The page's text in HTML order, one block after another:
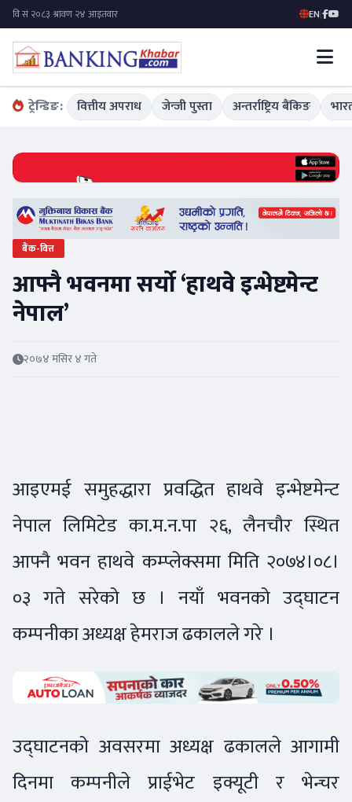
EN|
ट्रेन्डिङ: वित्तीय अपराध जेन्जी पुस्ता अन्तर्राष्ट्रिय बैंकिङ
बैंक-वित्त
आफ्नै भवनमा सर्यो ‘हाथवे इन्भेष्टमेन्ट
नेपाल’
२०७४ मंसिर ४ गते
आइएमई समुहद्धारा प्रवद्धित हाथवे इन्भेष्टमेन्ट
नेपाल लिमिटेड का.म.न.पा २६, लैनचौर स्थित
आफ्नै भवन हाथवे कम्प्लेक्समा मिति २०७४।०८।
०३ गते सरेको छ । नयाँ भवनको उद्घाटन
कम्पनीका अध्यक्ष हेमराज ढकालले गरे ।
उद्घाटनको अवसरमा अध्यक्ष ढकालले आगामी
दिनमा कम्पनीले प्राईभेट इक्यूटी र भेन्चर